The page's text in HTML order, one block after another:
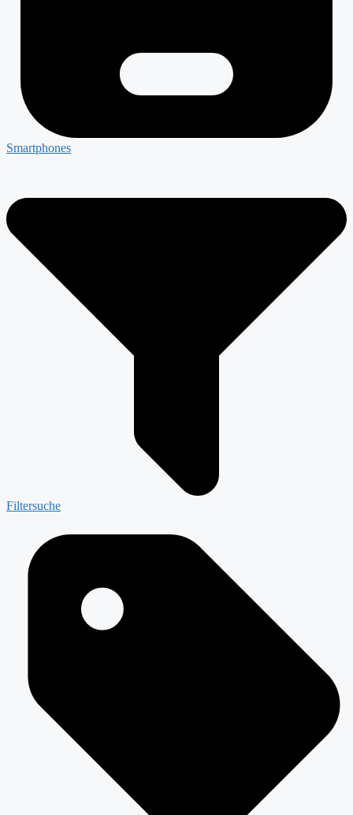
Smartphones
Filtersuche